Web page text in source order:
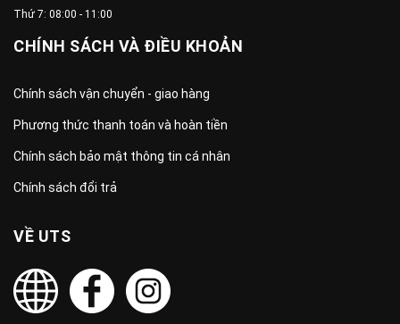
Thứ 7: 08:00 - 11:00
CHÍNH SÁCH VÀ ĐIỀU KHOẢN
Chính sách vận chuyển - giao hàng
Phương thức thanh toán và hoàn tiền
Chính sách bảo mật thông tin cá nhân
Chính sách đổi trả
VỀ UTS